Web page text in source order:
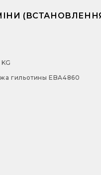
гильотины EBA4860